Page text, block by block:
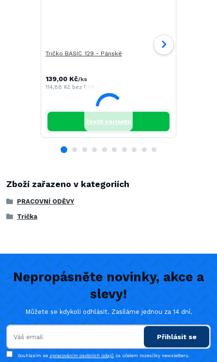
Tričko BASIC 129 - Pánské
139,00 Kč/ks
114,88 Kč bez DPH
Zvolit variantu
Zboží zařazeno v kategoriích
PRACOVNÍ ODĚVY
Trička
Nepropásněte novinky, akce a
slevy!
Můžete se kdykoli odhlásit. Zasíláme jednou za 14 dní.
Přihlásit se
Souhlasím se zpracováním osobních údajů za účelem rozesílky newsletteru.